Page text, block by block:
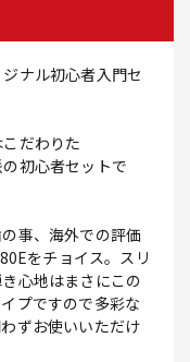
ナル初心者入門セ
だわりた
初心者セットで
事、海外での評価
をチョイス。スリ
心地はまさにこの
プですので多彩な
ずお使いいただけ